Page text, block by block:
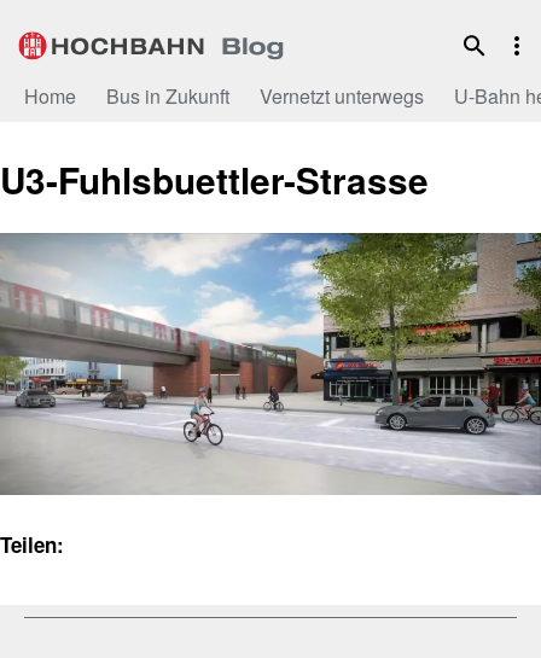
Inhalt
Home Bus in Zukunft Vernetzt unterwegs U-Bahn
U3-Fuhlsbuettler-Strasse
Teilen: